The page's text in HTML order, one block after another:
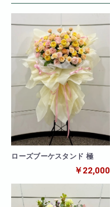
ローズブーケスタンド 極
￥22,000